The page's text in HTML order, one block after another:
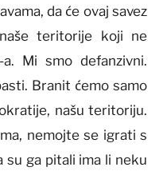
da će ovaj savez
teritorije koji ne
Mi smo defanzivni.
Branit ćemo samo
našu teritoriju.
nemojte se igrati s
su ga pitali ima li neku